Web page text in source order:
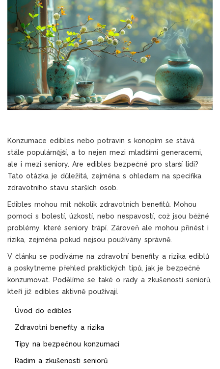
Konzumace edibles nebo potravin s konopím se stává
stále populárnější, a to nejen mezi mladšími generacemi,
ale i mezi seniory. Are edibles bezpečné pro starší lidi?
Tato otázka je důležitá, zejména s ohledem na specifika
zdravotního stavu starších osob.
Edibles mohou mít několik zdravotních benefitů. Mohou
pomoci s bolestí, úzkostí, nebo nespavostí, což jsou běžné
problémy, které seniory trápí. Zároveň ale mohou přinést i
rizika, zejména pokud nejsou používány správně.
V článku se podíváme na zdravotní benefity a rizika ediblů
a poskytneme přehled praktických tipů, jak je bezpečně
konzumovat. Podělíme se také o rady a zkušenosti seniorů,
kteří již edibles aktivně používají.
Úvod do edibles
Zdravotní benefity a rizika
Tipy na bezpečnou konzumaci
Radim a zkušenosti seniorů